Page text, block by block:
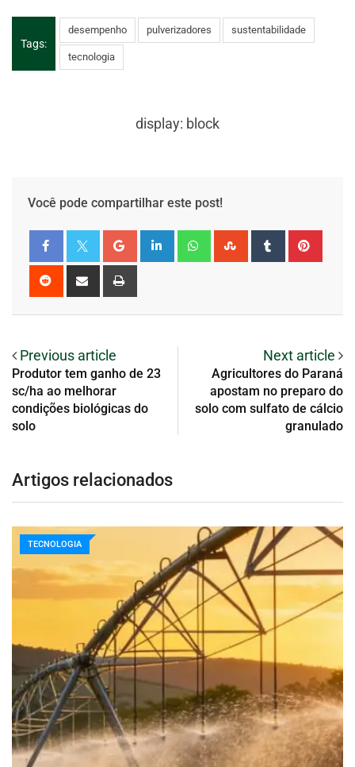
Tags:
desempenho pulverizadores sustentabilidade
tecnologia
display: block
Você pode compartilhar este post!
Previous article
Produtor tem ganho de 23
sc/ha ao melhorar
condições biológicas do
solo
Next article
Agricultores do Paraná
apostam no preparo do
solo com sulfato de cálcio
granulado
Artigos relacionados
TECNOLOGIA